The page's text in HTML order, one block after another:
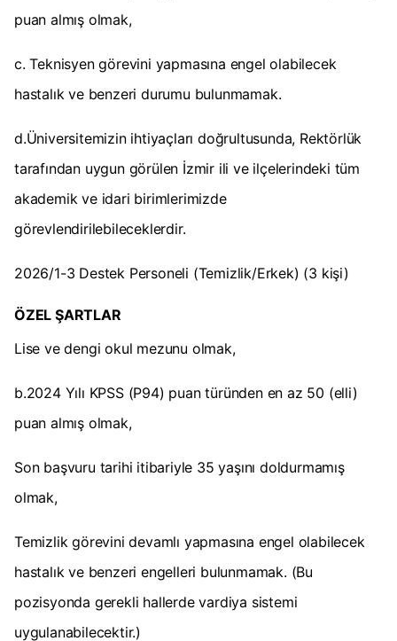
puan almış olmak,
c. Teknisyen görevini yapmasına engel olabilecek
hastalık ve benzeri durumu bulunmamak.
d.Üniversitemizin ihtiyaçları doğrultusunda, Rektörlük
tarafından uygun görülen İzmir ili ve ilçelerindeki tüm
akademik ve idari birimlerimizde
görevlendirilebileceklerdir.
2026/1-3 Destek Personeli (Temizlik/Erkek) (3 kişi)
ÖZEL ŞARTLAR
Lise ve dengi okul mezunu olmak,
b.2024 Yılı KPSS (P94) puan türünden en az 50 (elli)
puan almış olmak,
Son başvuru tarihi itibariyle 35 yaşını doldurmamış
olmak,
Temizlik görevini devamlı yapmasına engel olabilecek
hastalık ve benzeri engelleri bulunmamak. (Bu
pozisyonda gerekli hallerde vardiya sistemi
uygulanabilecektir.)